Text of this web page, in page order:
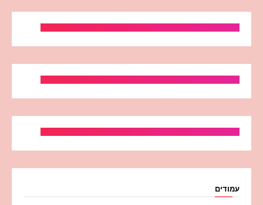
עמודים